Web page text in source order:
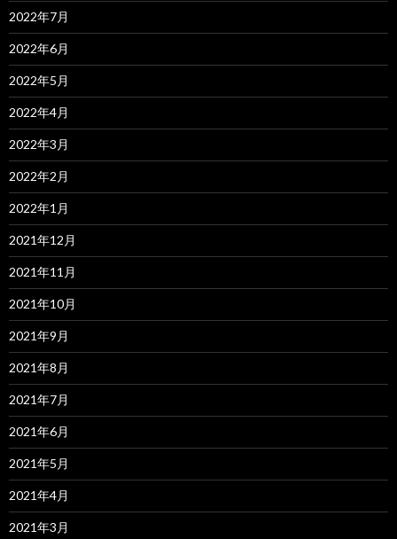
2022年7月
2022年6月
2022年5月
2022年4月
2022年3月
2022年2月
2022年1月
2021年12月
2021年11月
2021年10月
2021年9月
2021年8月
2021年7月
2021年6月
2021年5月
2021年4月
2021年3月